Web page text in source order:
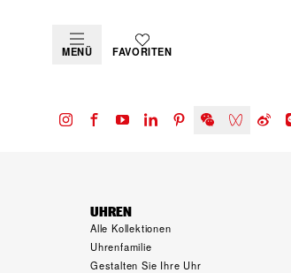
MENÜ FAVORITEN
UHREN
Alle Kollektionen
Uhrenfamilie
Gestalten Sie Ihre Uhr